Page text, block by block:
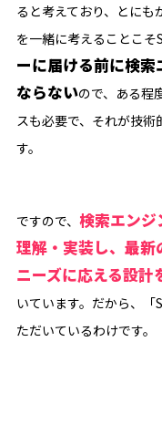
ると考えており、とに
を一緒に考えることこそ
ーに届ける前に検
ならないので、ある程
スも必要で、それが技
す。
ですので、 検索エンジ
理解・実装し、最新
ニーズに応える設計
いています。だから、「
ただいているわけです。